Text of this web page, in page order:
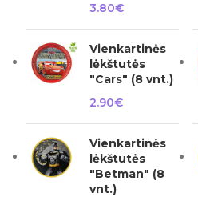
3.80€
Vienkartinės
lėkštutės
"Cars" (8 vnt.)
2.90€
Vienkartinės
lėkštutės
"Betman" (8
vnt.)